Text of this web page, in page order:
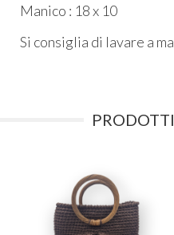
Manico : 18 x 10
Si consiglia di lavare a